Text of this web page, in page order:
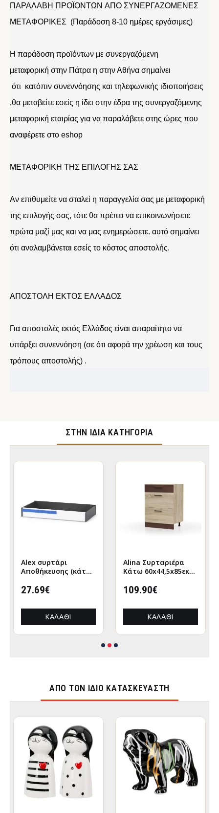
ΠΑΡΑΛΑΒΗ ΠΡΟΪΟΝΤΩΝ ΑΠΟ ΣΥΝΕΡΓΑΖΟΜΕΝΕΣ
ΜΕΤΑΦΟΡΙΚΕΣ (Παράδοση 8-10 ημέρες εργάσιμες)
Η παράδοση προϊόντων με συνεργαζόμενη
μεταφορική στην Πάτρα η στην Αθήνα σημαίνει
ότι κατόπιν συνεννόησης και τηλεφωνικής ιδιοποιήσεις
,θα μεταβείτε εσείς η ίδει στην έδρα της συνεργαζόμενης
μεταφορική εταιρίας για να παραλάβετε στης ώρες που
αναφέρετε στο eshop
ΜΕΤΑΦΟΡΙΚΗ ΤΗΣ ΕΠΙΛΟΓΗΣ ΣΑΣ
Αν επιθυμείτε να σταλεί η παραγγελία σας με μεταφορική
της επιλογής σας, τότε θα πρέπει να επικοινωνήσετε
πρώτα μαζί μας και να μας ενημερώσετε. αυτό σημαίνει
ότι αναλαμβάνεται εσείς το κόστος αποστολής.
ΑΠΟΣΤΟΛΗ ΕΚΤΟΣ ΕΛΛΑΔΟΣ
Για αποστολές εκτός Ελλάδος είναι απαραίτητο να
υπάρξει συνεννόηση (σε ότι αφορά την χρέωση και τους
τρόπους αποστολής) .
ΣΤΉΝ ΊΔΙΑ ΚΑΤΗΓΟΡΊΑ
Alex συρτάρι
Αποθήκευσης (κάτω
120x63εκ Λευκό-
27.69€
ΚΑΛΆΘΙ
Alina Συρταριέρα
Κάτω 60x44,5x85εκ
109.90€
ΚΑΛΆΘΙ
ΑΠΌ ΤΟΝ ΊΔΙΟ ΚΑΤΑΣΚΕΥΑΣΤΉ